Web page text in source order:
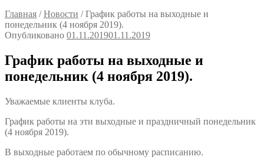
Главная /Новости /График работы на выходные и
понедельник (4 ноября 2019).
Опубликовано 01.11.201901.11.2019
График работы на выходные и
понедельник (4 ноября 2019).
Уважаемые клиенты клуба.
График работы на эти выходные и праздничный понедельник
(4 ноября 2019).
В выходные работаем по обычному расписанию.